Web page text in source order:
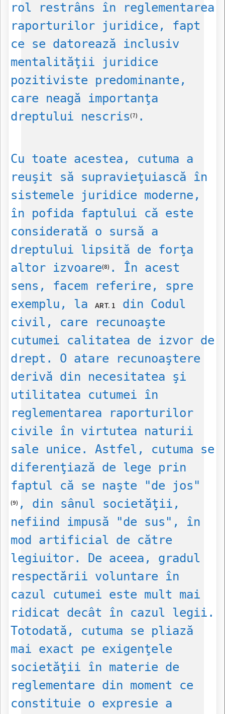
rol restrâns în reglementarea
raporturilor juridice, fapt
ce se datorează inclusiv
mentalităţii juridice
pozitiviste predominante,
care neagă importanţa
dreptului nescris(7) .
Cu toate acestea, cutuma a
reuşit să supravieţuiască în
sistemele juridice moderne,
în pofida faptului că este
considerată o sursă a
dreptului lipsită de forţa
altor izvoare(8) . În acest
sens, facem referire, spre
exemplu, la
ART. 1
din Codul
civil, care recunoaşte
cutumei calitatea de izvor de
drept. O atare recunoaştere
derivă din necesitatea şi
utilitatea cutumei în
reglementarea raporturilor
civile în virtutea naturii
sale unice. Astfel, cutuma se
diferenţiază de lege prin
faptul că se naşte "de jos"
(9) , din sânul societăţii,
nefiind impusă "de sus", în
mod artificial de către
legiuitor. De aceea, gradul
respectării voluntare în
cazul cutumei este mult mai
ridicat decât în cazul legii.
Totodată, cutuma se pliază
mai exact pe exigenţele
societăţii în materie de
reglementare din moment ce
constituie o expresie a